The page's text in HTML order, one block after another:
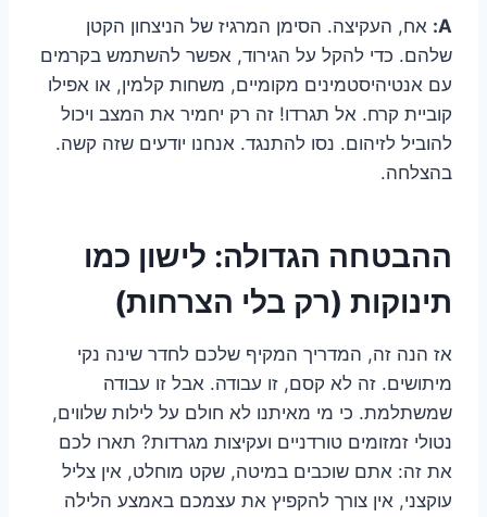
A: אח, העקיצה. הסימן המרגיז של הניצחון הקטן
שלהם. כדי להקל על הגירוד, אפשר להשתמש בקרמים
עם אנטיהיסטמינים מקומיים, משחות קלמין, או אפילו
קוביית קרח. אל תגרדו! זה רק יחמיר את המצב ויכול
להוביל לזיהום. נסו להתנגד. אנחנו יודעים שזה קשה.
בהצלחה.
ההבטחה הגדולה: לישון כמו
תינוקות (רק בלי הצרחות)
אז הנה זה, המדריך המקיף שלכם לחדר שינה נקי
מיתושים. זה לא קסם, זו עבודה. אבל זו עבודה
שמשתלמת. כי מי מאיתנו לא חולם על לילות שלווים,
נטולי זמזומים טורדניים ועקיצות מגרדות? תארו לכם
את זה: אתם שוכבים במיטה, שקט מוחלט, אין צליל
עוקצני, אין צורך להקפיץ את עצמכם באמצע הלילה